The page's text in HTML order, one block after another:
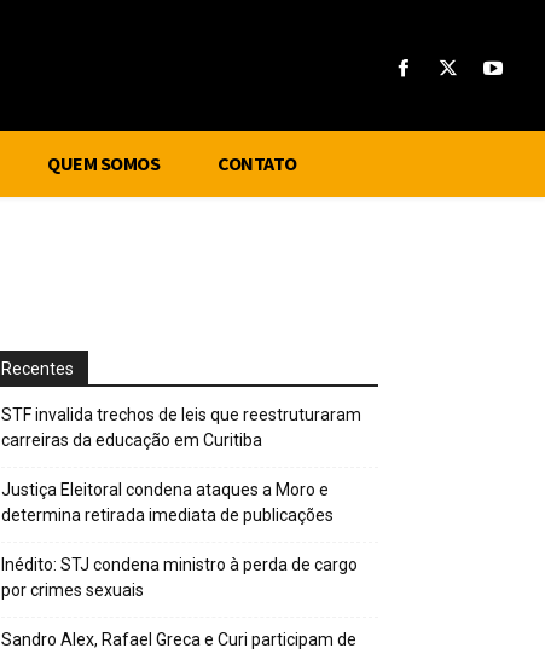
QUEM SOMOS CONTATO
Recentes
STF invalida trechos de leis que reestruturaram
carreiras da educação em Curitiba
Justiça Eleitoral condena ataques a Moro e
determina retirada imediata de publicações
Inédito: STJ condena ministro à perda de cargo
por crimes sexuais
Sandro Alex, Rafael Greca e Curi participam de